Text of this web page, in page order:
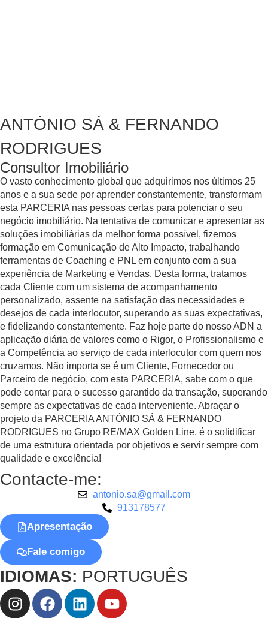
ANTÓNIO SÁ & FERNANDO
RODRIGUES
Consultor Imobiliário
O vasto conhecimento global que adquirimos nos últimos 25
anos e a sua sede por aprender constantemente, transformam
esta PARCERIA nas pessoas certas para potenciar o seu
negócio imobiliário. Na tentativa de comunicar e apresentar as
soluções imobiliárias da melhor forma possível, fizemos
formação em Comunicação de Alto Impacto, trabalhando
ferramentas de Coaching e PNL em conjunto com a sua
experiência de Marketing e Vendas. Desta forma, tratamos
cada Cliente com um sistema de acompanhamento
personalizado, assente na satisfação das necessidades e
desejos de cada interlocutor, superando as suas expectativas,
e fidelizando constantemente. Faz hoje parte do nosso ADN a
aplicação diária de valores como o Rigor, o Profissionalismo e
a Competência ao serviço de cada interlocutor com quem nos
cruzamos. Não importa se é um Cliente, Fornecedor ou
Parceiro de negócio, com esta PARCERIA, sabe com o que
pode contar para o sucesso garantido da transação, superando
sempre as expectativas de cada interveniente. Abraçar o
projeto da PARCERIA ANTÓNIO SÁ & FERNANDO
RODRIGUES no Grupo RE/MAX Golden Line, é o solidificar
de uma estrutura orientada por objetivos e servir sempre com
qualidade e excelência!
Contacte-me:
antonio.sa@gmail.com
913178577
Apresentação
Fale comigo
IDIOMAS: PORTUGUÊS